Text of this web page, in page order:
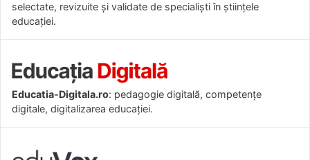
selectate, revizuite și validate de specialiști în științele
educației.
Educatia-Digitala.ro: pedagogie digitală, competențe
digitale, digitalizarea educației.